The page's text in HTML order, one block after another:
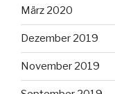
März 2020
Dezember 2019
November 2019